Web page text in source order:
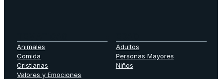
Animales
Comida
Cristianas
Valores y Emociones
Adultos
Personas Mayores
Niños